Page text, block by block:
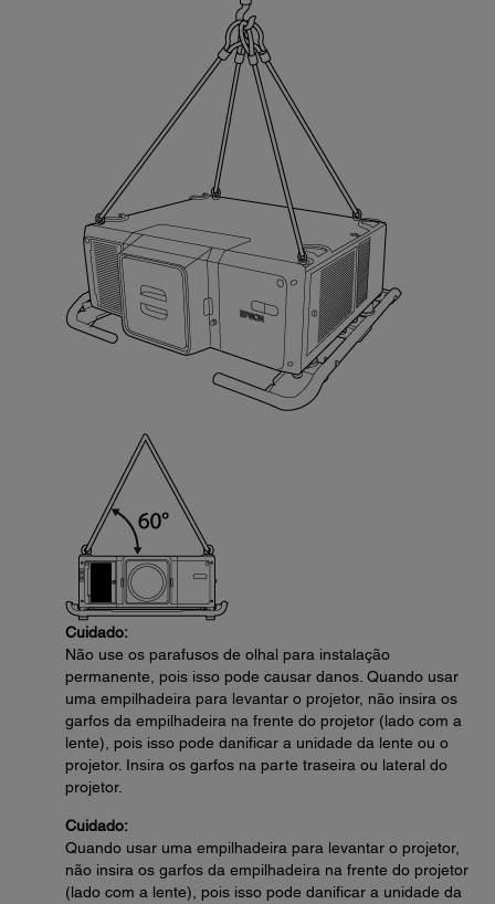
Cuidado:
Não use os parafusos de olhal para instalação
permanente, pois isso pode causar danos. Quando usar
uma empilhadeira para levantar o projetor, não insira os
garfos da empilhadeira na frente do projetor (lado com a
lente), pois isso pode danificar a unidade da lente ou o
projetor. Insira os garfos na parte traseira ou lateral do
projetor.
Cuidado:
Quando usar uma empilhadeira para levantar o projetor,
não insira os garfos da empilhadeira na frente do projetor
(lado com a lente), pois isso pode danificar a unidade da